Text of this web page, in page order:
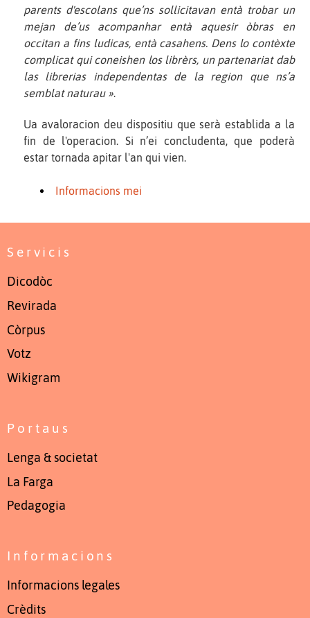
parents d'escolans que’ns sollicitavan entà trobar un
mejan de’us acompanhar entà aquesir òbras en
occitan a fins ludicas, entà casahens. Dens lo contèxte
complicat qui coneishen los librèrs, un partenariat dab
las librerias independentas de la region que ns’a
semblat naturau ».
Ua avaloracion deu dispositiu que serà establida a la
fin de l'operacion. Si n’ei concludenta, que poderà
estar tornada apitar l'an qui vien.
Informacions mei
Servicis
Dicodòc
Revirada
Còrpus
Votz
Wikigram
Portaus
Lenga & societat
La Farga
Pedagogia
Informacions
Informacions legales
Crèdits